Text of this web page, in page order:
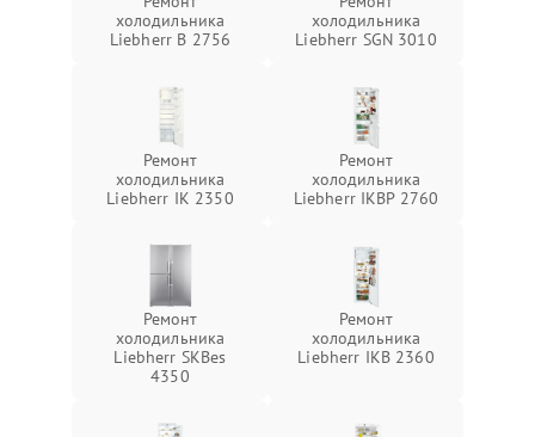
холодильника
Liebherr B 2756
холодильника
Liebherr SGN 3010
Ремонт
холодильника
Liebherr IK 2350
Ремонт
холодильника
Liebherr IKBP 2760
Ремонт
холодильника
Liebherr SKBes
4350
Ремонт
холодильника
Liebherr IKB 2360